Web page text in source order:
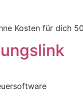
Kosten für dich